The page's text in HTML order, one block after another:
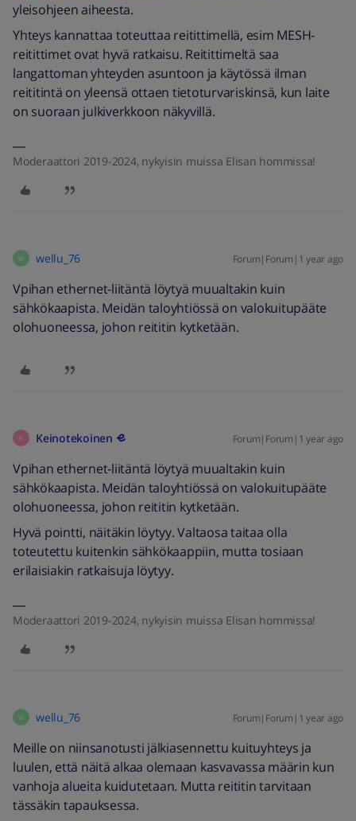
yleisohjeen aiheesta.
Yhteys kannattaa toteuttaa reitittimellä, esim MESH-
reitittimet ovat hyvä ratkaisu. Reitittimeltä saa
langattoman yhteyden asuntoon ja käytössä ilman
reititintä on yleensä ottaen tietoturvariskinsä, kun laite
on suoraan julkiverkkoon näkyvillä.
Moderaattori 2019-2024, nykyisin muissa Elisan hommissa!
W wellu_76 Forum|Forum|1 year ago
Vpihan ethernet-liitäntä löytyä muualtakin kuin
sähkökaapista. Meidän taloyhtiössä on valokuitupääte
olohuoneessa, johon reititin kytketään.
K Keinotekoinen Forum|Forum|1 year ago
Vpihan ethernet-liitäntä löytyä muualtakin kuin
sähkökaapista. Meidän taloyhtiössä on valokuitupääte
olohuoneessa, johon reititin kytketään.
Hyvä pointti, näitäkin löytyy. Valtaosa taitaa olla
toteutettu kuitenkin sähkökaappiin, mutta tosiaan
erilaisiakin ratkaisuja löytyy.
Moderaattori 2019-2024, nykyisin muissa Elisan hommissa!
W wellu_76 Forum|Forum|1 year ago
Meille on niinsanotusti jälkiasennettu kuituyhteys ja
luulen, että näitä alkaa olemaan kasvavassa määrin kun
vanhoja alueita kuidutetaan. Mutta reititin tarvitaan
tässäkin tapauksessa.